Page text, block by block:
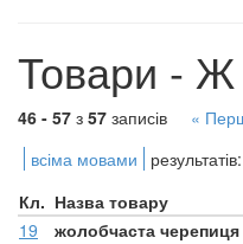
Товари - Ж
46 - 57 з 57 записів «
всіма мовами
результатів:
Кл. Назва товару
19
жолобчаста